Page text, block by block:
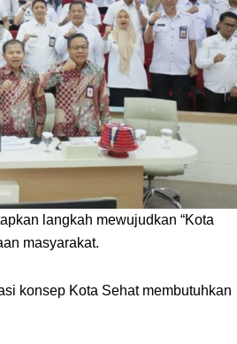
langkah mewujudkan “Kota
masyarakat.
konsep Kota Sehat membutuhkan